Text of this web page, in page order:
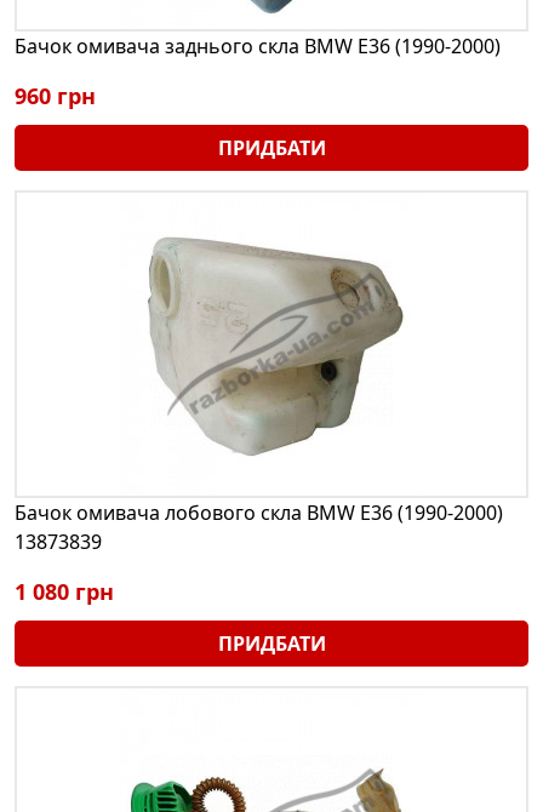
Бачок омивача заднього скла BMW E36 (1990-2000)
960 грн
ПРИДБАТИ
Бачок омивача лобового скла BMW E36 (1990-2000)
13873839
1 080 грн
ПРИДБАТИ